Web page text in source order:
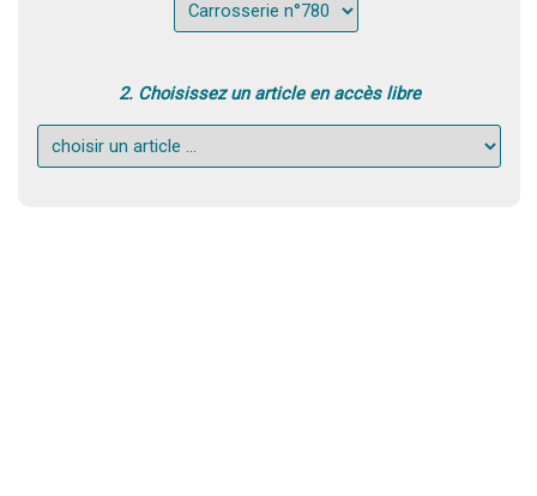
2. Choisissez un article en accès libre